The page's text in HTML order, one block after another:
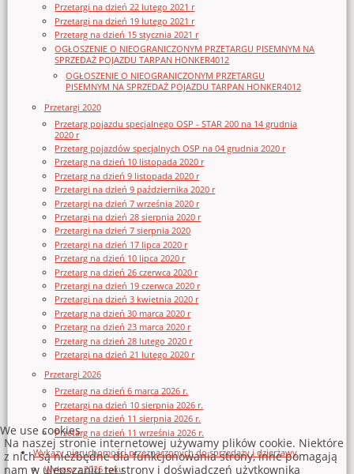
Przetargi na dzień 22 lutego 2021 r
Przetargi na dzień 19 lutego 2021 r
Przetarg na dzień 15 stycznia 2021 r
OGŁOSZENIE O NIEOGRANICZONYM PRZETARGU PISEMNYM NA
SPRZEDAŻ POJAZDU TARPAN HONKER4012
OGŁOSZENIE O NIEOGRANICZONYM PRZETARGU
PISEMNYM NA SPRZEDAŻ POJAZDU TARPAN HONKER4012
Przetargi 2020
Przetarg pojazdu specjalnego OSP - STAR 200 na 14 grudnia
2020 r
Przetarg pojazdów specjalnych OSP na 04 grudnia 2020 r
Przetarg na dzień 10 listopada 2020 r
Przetarg na dzień 9 listopada 2020 r
Przetargi na dzień 9 października 2020 r
Przetargi na dzień 7 września 2020 r
Przetargi na dzień 28 sierpnia 2020 r
Przetargi na dzień 7 sierpnia 2020
Przetargi na dzień 17 lipca 2020 r
Przetarg na dzień 10 lipca 2020 r
Przetarg na dzień 26 czerwca 2020 r
Przetargi na dzień 19 czerwca 2020 r
Przetargi na dzień 3 kwietnia 2020 r
Przetarg na dzień 30 marca 2020 r
Przetarg na dzień 23 marca 2020 r
Przetarg na dzień 28 lutego 2020 r
Przetargi na dzień 21 lutego 2020 r
Przetargi 2026
Przetarg na dzień 6 marca 2026 r.
Przetargi na dzień 10 sierpnia 2026 r.
Przetarg na dzień 11 sierpnia 2026 r.
Przetarg na dzień 11 września 2026 r.
Wykazy nieruchomości przeznaczonych do sprzedaży i dzierżawy
Wykazy z 2026 roku
We use cookies
Na naszej stronie internetowej używamy plików cookie. Niektóre
z nich są niezbędne dla funkcjonowania strony, inne pomagają
nam w ulepszaniu tej strony i doświadczeń użytkownika